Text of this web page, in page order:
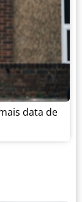
data de